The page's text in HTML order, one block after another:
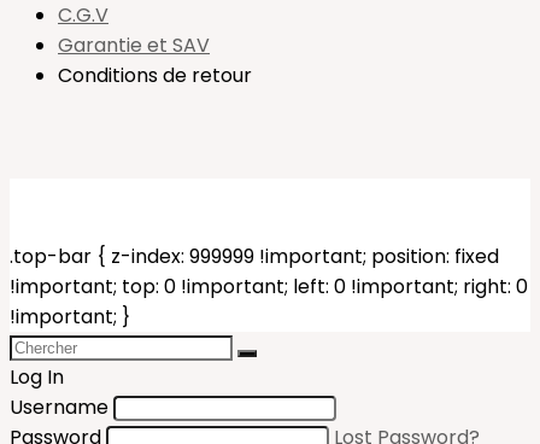
C.G.V
Garantie et SAV
Conditions de retour
.top-bar { z-index: 999999 !important; position: fixed
!important; top: 0 !important; left: 0 !important; right: 0
!important; }
Log In
Username
Password
Lost Password?